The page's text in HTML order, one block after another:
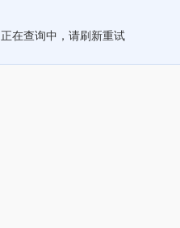
正在查询中，请刷新重试